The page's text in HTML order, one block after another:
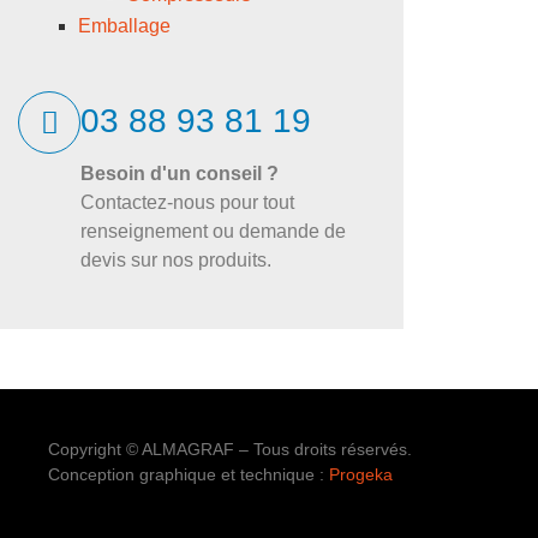
Emballage
03 88 93 81 19
Besoin d'un conseil ?
Contactez-nous pour tout
renseignement ou demande de
devis sur nos produits.
Copyright © ALMAGRAF – Tous droits réservés.
Conception graphique et technique : Progeka